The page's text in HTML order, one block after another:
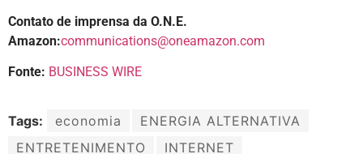
Contato de imprensa da O.N.E.
Amazon:communications@oneamazon.com
Fonte: BUSINESS WIRE
Tags: economia
ENERGIA ALTERNATIVA
ENTRETENIMENTO
INTERNET